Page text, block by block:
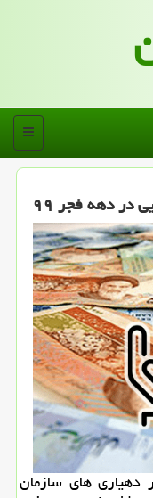
منو
های سازمان